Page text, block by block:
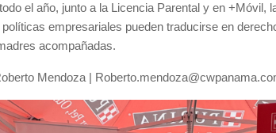
el año, junto a la Licencia Parental y en +Móvil,
empresariales pueden traducirse en
acompañadas.
Mendoza |